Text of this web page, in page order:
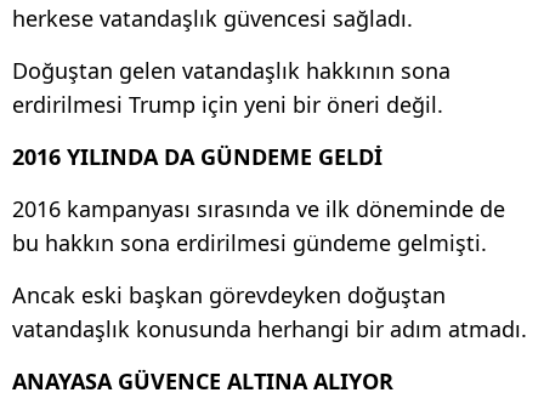
herkese vatandaşlık güvencesi sağladı.
Doğuştan gelen vatandaşlık hakkının sona
erdirilmesi Trump için yeni bir öneri değil.
2016 YILINDA DA GÜNDEME GELDİ
2016 kampanyası sırasında ve ilk döneminde de
bu hakkın sona erdirilmesi gündeme gelmişti.
Ancak eski başkan görevdeyken doğuştan
vatandaşlık konusunda herhangi bir adım atmadı.
ANAYASA GÜVENCE ALTINA ALIYOR